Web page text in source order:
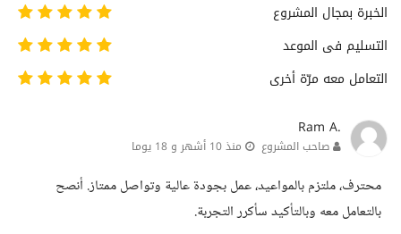
الخبرة بمجال المشروع
التسليم فى الموعد
التعامل معه مرّة أخرى
Ram A.
صاحب المشروع منذ 10 أشهر و 18 يوما
محترف، ملتزم بالمواعيد، عمل بجودة عالية وتواصل ممتاز. أنصح
بالتعامل معه وبالتأكيد سأكرر التجربة.